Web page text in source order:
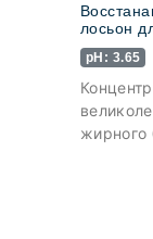
лосьон
pH: 3.65
жирного